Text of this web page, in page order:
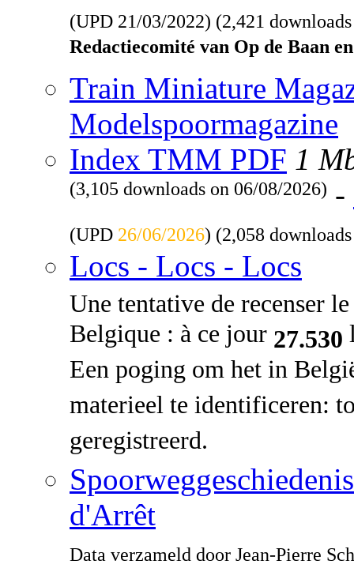
(UPD 21/03/2022) (2,421
Redactiecomité van Op de Baan
Train Miniature
Modelspoormagazine
Index TMM PDF 1
(3,105 downloads on 06/08/2026) -
(UPD 26/06/2026) (2,058
Locs - Locs - Locs
Une tentative de recenser
Belgique : à ce jour 27.530
Een poging om het in
materieel te identificeren:
geregistreerd.
d'Arrêt
Data verzameld door Jean-Pierre